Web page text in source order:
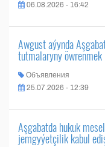
06.08.2026 - 16:42
Awgust aýynda
tutmalaryny
Объявления
25.07.2026 - 12:39
Aşgabatda hukuk
jemgyýetçilik kabul